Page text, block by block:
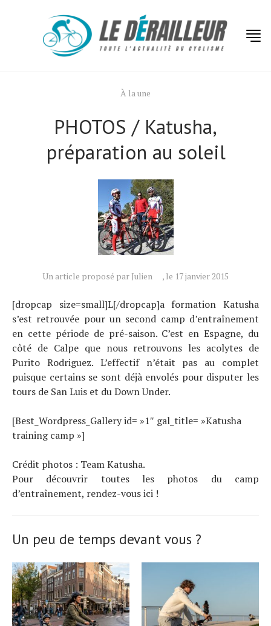
À la une
PHOTOS / Katusha,
préparation au soleil
Un article proposé par Julien , le 17 janvier 2015
[dropcap size=small]L[/dropcap]a formation Katusha
s’est retrouvée pour un second camp d’entraînement
en cette période de pré-saison. C’est en Espagne, du
côté de Calpe que nous retrouvons les acolytes de
Purito Rodriguez. L’effectif n’était pas au complet
puisque certains se sont déjà envolés pour disputer les
tours de San Luis et du Down Under.
[Best_Wordpress_Gallery id= »1″ gal_title= »Katusha
training camp »]
Crédit photos : Team Katusha.
Pour découvrir toutes les photos du camp
d’entraînement, rendez-vous ici !
Un peu de temps devant vous ?
Actualités